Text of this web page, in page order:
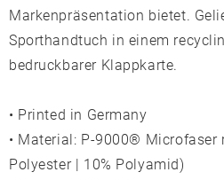
Markenpräsentation bietet.
Sporthandtuch in einem
bedruckbarer Klappkarte.
• Printed in Germany
• Material: P-9000® Microfaser
Polyester | 10% Polyamid)